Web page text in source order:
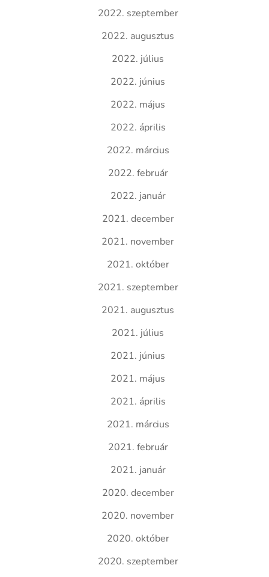
2022. szeptember
2022. augusztus
2022. július
2022. június
2022. május
2022. április
2022. március
2022. február
2022. január
2021. december
2021. november
2021. október
2021. szeptember
2021. augusztus
2021. július
2021. június
2021. május
2021. április
2021. március
2021. február
2021. január
2020. december
2020. november
2020. október
2020. szeptember